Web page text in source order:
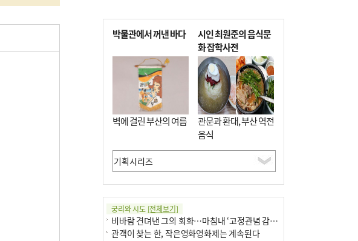
박물관에서 꺼낸 바다
벽에 걸린 부산의 여름
시인 최원준의 음식문
화 잡학사전
관문과 환대, 부산 역전
음식
궁리와 시도 [전체보기]
비바람 견뎌낸 그의 회화…마침내 ‘고정관념 감옥’서 해방
관객이 찾는 한, 작은영화영화제는 계속된다